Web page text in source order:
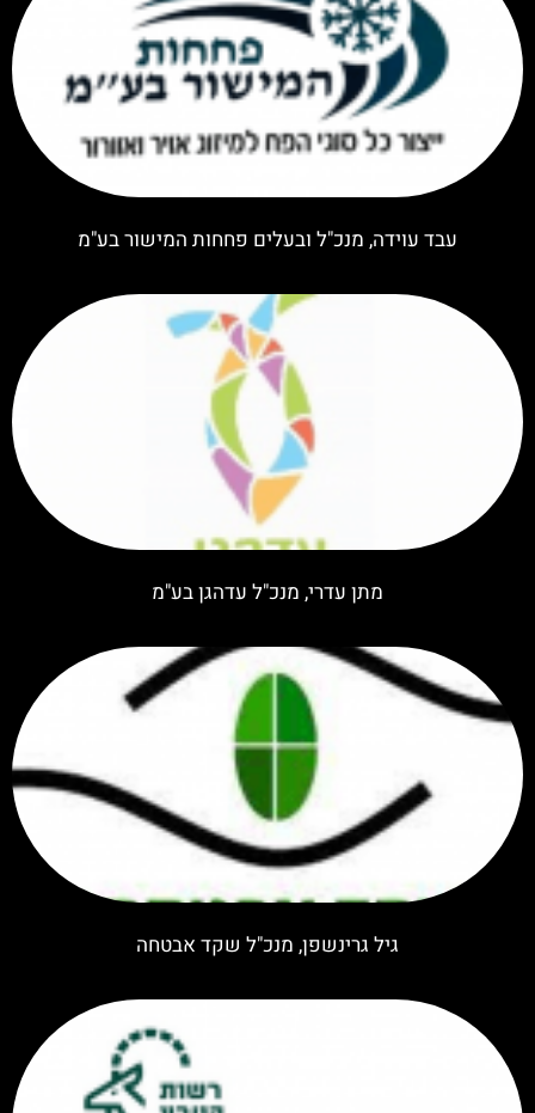
עבד עוידה, מנכ"ל ובעלים פחחות המישור בע"מ
מתן עדרי, מנכ"ל עדהגן בע"מ
גיל גרינשפן, מנכ"ל שקד אבטחה